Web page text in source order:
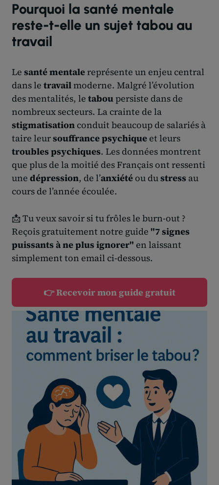
Pourquoi la santé mentale
reste-t-elle un sujet tabou au
travail
Le santé mentalereprésente un enjeu central
dans le travailmoderne. Malgré l’évolution
des mentalités, le tabou persiste dans de
nombreux secteurs. La crainte de la
stigmatisation conduit beaucoup de salariés à
taire leursouffrance psychique et leurs
troubles psychiques. Les données montrent
que plus de la moitié des Français ont ressenti
une dépression, de l’anxiété ou dustress au
cours de l’année écoulée.
📩 Tu veux savoir si tu frôles le burn-out ?
Reçois gratuitement notre guide "7 signes
puissants à ne plus ignorer" en laissant
simplement ton email ci-dessous.
👉 Recevoir mon guide gratuit